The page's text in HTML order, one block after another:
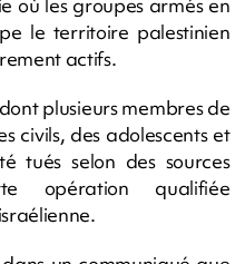
le territoire palestinien
actifs.
plusieurs membres de
civils, des adolescents et
tués selon des sources
opération qualifiée